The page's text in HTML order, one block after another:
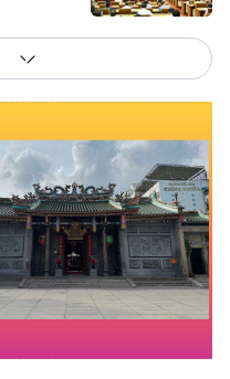
月06日 签发第26/GP-CBC号许可